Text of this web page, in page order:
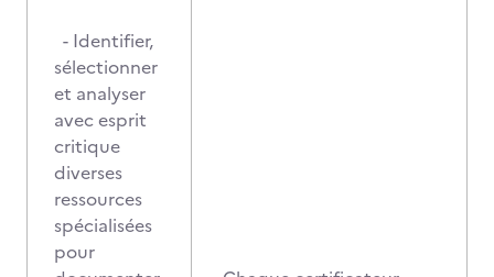
- Identifier,
sélectionner
et analyser
avec esprit
critique
diverses
ressources
spécialisées
pour